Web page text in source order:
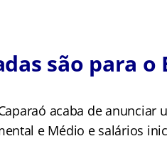
são para o
acaba de anunciar
e Médio e salários